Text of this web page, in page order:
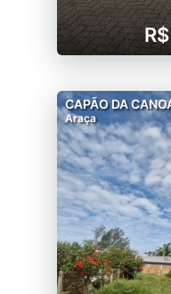
CAPÃO DA
Araça